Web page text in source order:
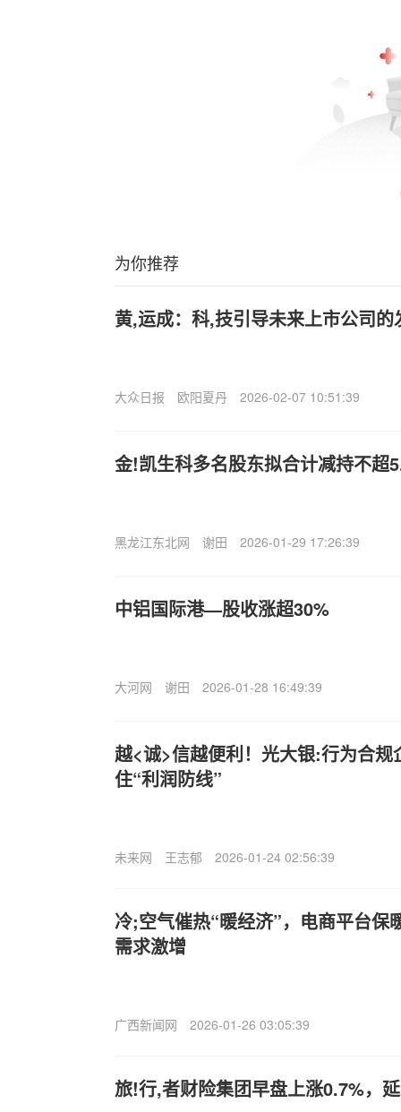
为你推荐
黄,运成：科,技引导未来上市公司的
大众日报 欧阳夏丹 2026-02-07 10:51:39
金!凯生科多名股东拟合计减持不超
黑龙江东北网 谢田 2026-01-29 17:26:39
中铝国际港—股收涨超30%
大河网 谢田 2026-01-28 16:49:39
越<诚>信越便利！光大银:行为合规
住“利润防线”
未来网 王志郁 2026-01-24 02:56:39
冷;空气催热“暖经济”，电商平台保
需求激增
广西新闻网 2026-01-26 03:05:39
旅!行,者财险集团早盘上涨0.7%，